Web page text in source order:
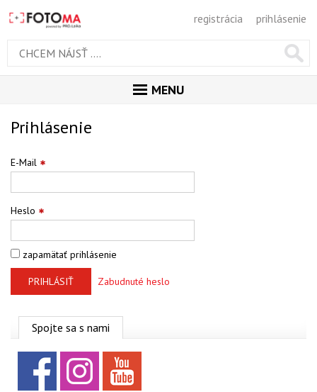
registrácia prihlásenie
MENU
GALÉRIA
Prihlásenie
E-Mail
Heslo
zapamätať prihlásenie
PRIHLÁSIŤ Zabudnuté heslo
Spojte sa s nami
Facebook